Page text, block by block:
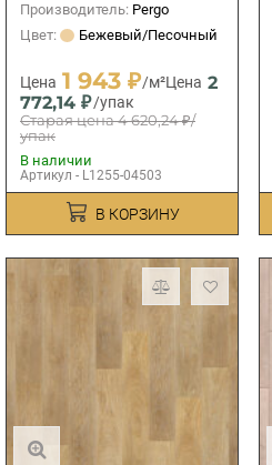
Производитель: Pergo
Цвет:
Бежевый/Песочный
Цена 1 943 ₽/м²Цена 2
772,14 ₽/упак
Старая цена4 620,24 ₽/
упак
В наличии
Артикул - L1255-04503
В КОРЗИНУ